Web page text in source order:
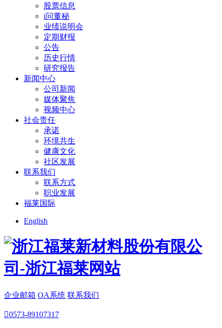
股票信息
i问董秘
业绩说明会
定期财报
公告
历史行情
研究报告
新闻中心
公司新闻
媒体聚焦
视频中心
社会责任
承诺
环境共生
健康文化
社区发展
联系我们
联系方式
职业发展
福莱国际
English
企业邮箱 OA系统 联系我们
0573-89107317